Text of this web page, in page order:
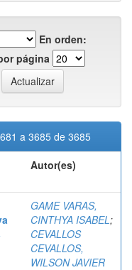
En orden:
página
a 3685 de 3685
Autor(es)
GAME VARAS,
CINTHYA ISABEL;
CEVALLOS
CEVALLOS,
WILSON JAVIER